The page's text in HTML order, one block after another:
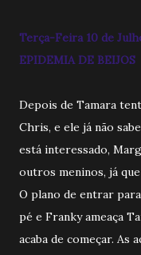
Terça-Feira 10 de
EPIDEMIA DE BEIJOS
Depois de Tamara
Chris, e ele já não
está interessado,
outros meninos, já
O plano de entrar
pé e Franky ameaça
acaba de começar. As